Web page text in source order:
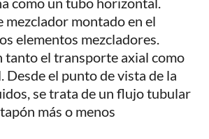
mezclador montado en el
elementos mezcladores.
tanto el transporte axial como
Desde el punto de vista de la
se trata de un flujo tubular
más o menos